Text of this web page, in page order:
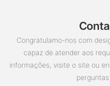
Congratulamo-nos com
capaz de atender aos
informações, visite o site ou
perguntas